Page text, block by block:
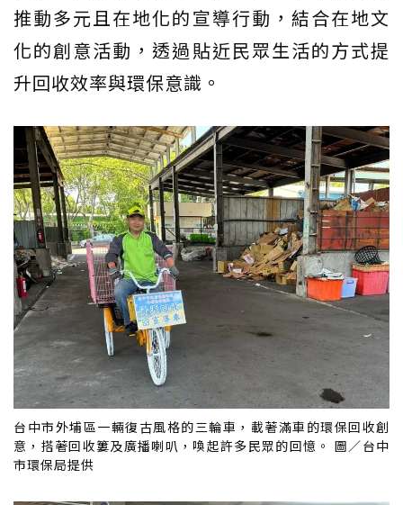
推動多元且在地化的宣導行動，結合在地文
化的創意活動，透過貼近民眾生活的方式提
升回收效率與環保意識。
台中市外埔區一輛復古風格的三輪車，載著滿車的環保回收創
意，搭著回收簍及廣播喇叭，喚起許多民眾的回憶。 圖／台中
市環保局提供